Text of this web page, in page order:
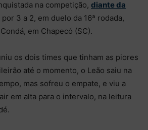
na competição, diante da
por 3 a 2, em duelo da 16ª rodada,
em Chapecó (SC).
os dois times que tinham as piores
até o momento, o Leão saiu na
mas sofreu o empate, e viu a
em alta para o intervalo, na leitura